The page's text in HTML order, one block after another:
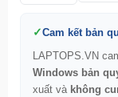
Cam kết bản
LAPTOPS.VN
Windows bản
xuất và không